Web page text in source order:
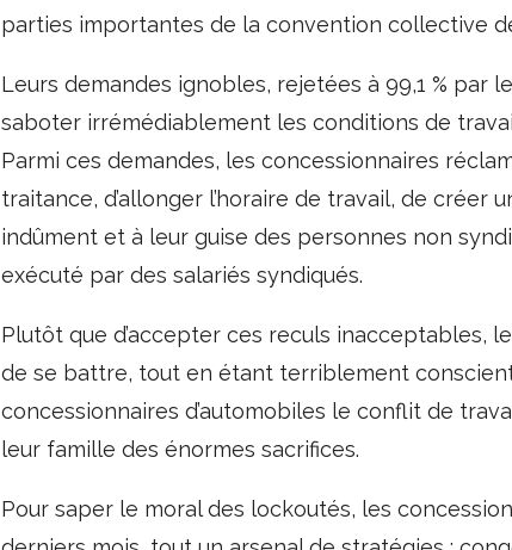
parties importantes de la convention collective
Leurs demandes ignobles, rejetées à 99,1 % par
saboter irrémédiablement les conditions de
Parmi ces demandes, les concessionnaires
traitance, d’allonger l’horaire de travail, de créer
indûment et à leur guise des personnes non
exécuté par des salariés syndiqués.
Plutôt que d’accepter ces reculs inacceptables,
de se battre, tout en étant terriblement
concessionnaires d’automobiles le conflit de
leur famille des énormes sacrifices.
Pour saper le moral des lockoutés, les